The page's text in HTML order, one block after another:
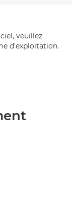
veuillez
d'exploitation.